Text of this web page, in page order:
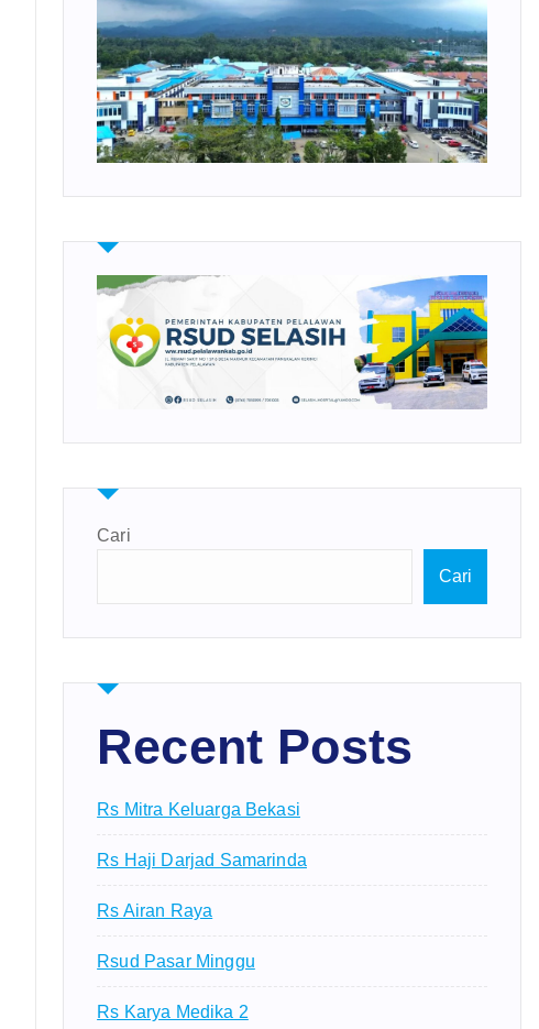
Cari
Cari
Recent Posts
Rs Mitra Keluarga Bekasi
Rs Haji Darjad Samarinda
Rs Airan Raya
Rsud Pasar Minggu
Rs Karya Medika 2